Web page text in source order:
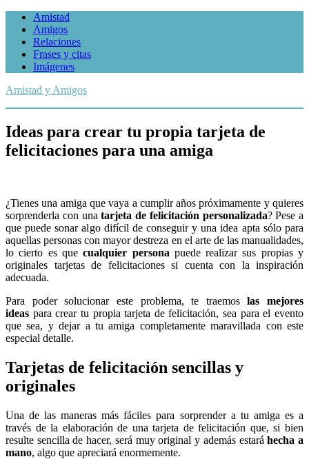
Amistad
Amigos
Relaciones
Frases y citas
Imágenes
Amistad y Amigos
Ideas para crear tu propia tarjeta de
felicitaciones para una amiga
¿Tienes una amiga que vaya a cumplir años próximamente y quieres
sorprenderla con unatarjeta de felicitación personalizada? Pese a
que puede sonar algo difícil de conseguir y una idea apta sólo para
aquellas personas con mayor destreza en el arte de las manualidades,
lo cierto es quecualquier persona puede realizar sus propias y
originales tarjetas de felicitaciones si cuenta con la inspiración
adecuada.
Para poder solucionar este problema, te traemoslas mejores
ideas para crear tu propia tarjeta de felicitación, sea para el evento
que sea, y dejar a tu amiga completamente maravillada con este
especial detalle.
Tarjetas de felicitación sencillas y
originales
Una de las maneras más fáciles para sorprender a tu amiga es a
través de la elaboración de una tarjeta de felicitación que, si bien
resulte sencilla de hacer, será muy original y además estaráhecha a
mano, algo que apreciará enormemente.